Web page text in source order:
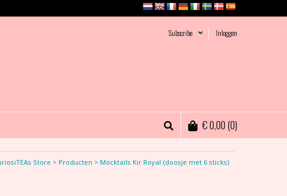
Subscribe Inloggen
€0,00 (0)
Store > Producten > Mocktails Kir Royal (doosje met 6 sticks)